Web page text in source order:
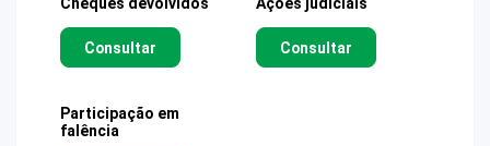
Consultar Consultar
Participação em
falência